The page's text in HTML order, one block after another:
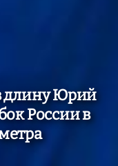
длину Юрий
России в